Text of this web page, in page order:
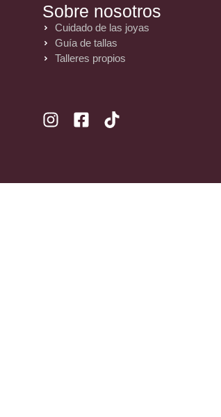
Sobre nosotros
Cuidado de las joyas
Guía de tallas
Talleres propios